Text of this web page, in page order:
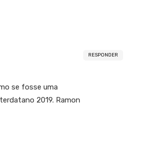
RESPONDER
se fosse uma
2019. Ramon